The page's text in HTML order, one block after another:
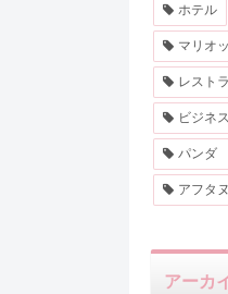
ホテル
マリオ
レスト
ビジネ
パンダ
アフタ
アーカ